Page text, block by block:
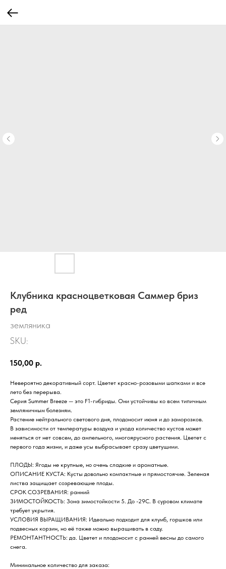
Клубника красноцветковая Саммер бриз
ред
земляника
SKU:
150,00 р.
Невероятно декоративный сорт. Цветет красно-розовыми шапками и все
лето без перерыва.
Серия Summer Breeze — это F1-гибриды. Они устойчивы ко всем типичным
земляничным болезням.
Растение нейтрального светового дня, плодоносит июня и до заморозков.
В зависимости от температуры воздуха и ухода количество кустов может
меняться от нет совсем, до ампельного, многоярусного растения. Цветет с
первого года жизни, и даже усы выбрасывает сразу цветущими.
ПЛОДЫ: Ягоды не крупные, но очень сладкие и ароматные.
ОПИСАНИЕ КУСТА: Кусты довольно компактные и прямостоячие. Зеленая
листва защищает созревающие плоды.
СРОК СОЗРЕВАНИЯ: ранний
ЗИМОСТОЙКОСТЬ: Зона зимостойкости 5. До -29С. В суровом климате
требует укрытия.
УСЛОВИЯ ВЫРАЩИВАНИЯ: Идеально подходит для клумб, горшков или
подвесных корзин, но её также можно выращивать в саду.
РЕМОНТАНТНОСТЬ: да. Цветет и плодоносит с ранней весны до самого
снега.
Минимальное количество для заказа: